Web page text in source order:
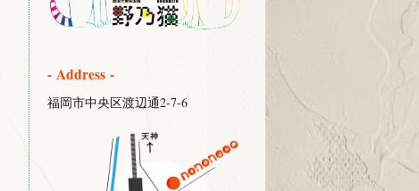
- Address -
福岡市中央区渡辺通2-7-6